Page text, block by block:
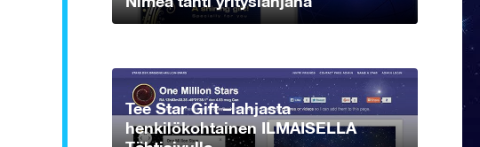
Tee Star Gift –lahjasta
henkilökohtainen ILMAISELLA